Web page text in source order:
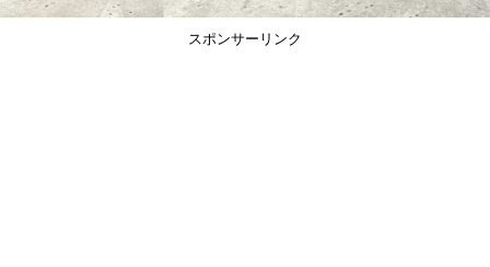
スポンサーリンク